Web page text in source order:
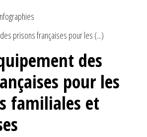
prisons françaises pour les (...)
des
pour les
familiales et